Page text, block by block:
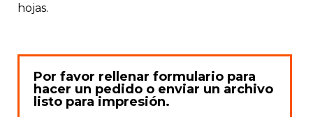
hojas.
Por favor rellenar formulario para
hacer un pedido o enviar un archivo
listo para impresión.